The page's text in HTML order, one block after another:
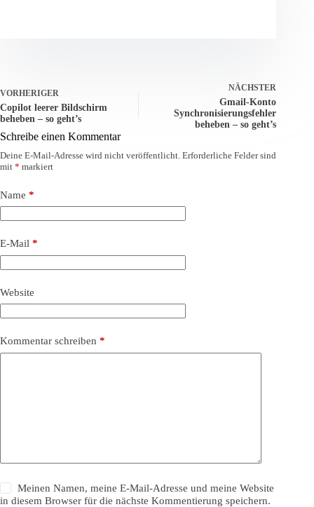
VORHERIGER
Copilot leerer Bildschirm
beheben – so geht’s
NÄCHSTER
Gmail-Konto
Synchronisierungsfehler
beheben – so geht’s
Schreibe einen Kommentar
Deine E-Mail-Adresse wird nicht veröffentlicht. Erforderliche Felder sind
mit * markiert
Name *
E-Mail *
Website
Kommentar schreiben *
Meinen Namen, meine E-Mail-Adresse und meine Website
in diesem Browser für die nächste Kommentierung speichern.